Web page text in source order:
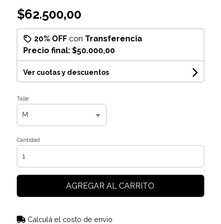
$62.500,00
20% OFFcon Transferencia
Precio final: $50.000,00
Ver cuotas y descuentos
Talle
Cantidad
AGREGAR AL CARRITO
Calculá el costo de envío